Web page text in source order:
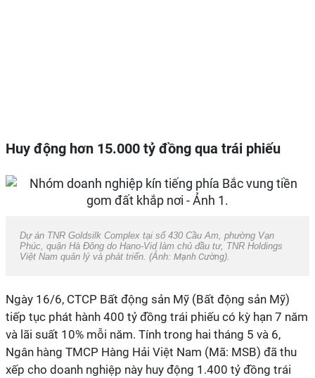
Huy động hơn 15.000 tỷ đồng qua trái phiếu
Dự án TNR Goldsilk Complex tại số 430 Cầu Am, phường Vạn
Phúc, quận Hà Đông do Hano-Vid làm chủ đầu tư, TNR Holdings
Việt Nam quản lý và phát triển. (Ảnh: Mạnh Cường).
Ngày 16/6, CTCP Bất động sản Mỹ (Bất động sản Mỹ)
tiếp tục phát hành 400 tỷ đồng trái phiếu có kỳ hạn 7 năm
và lãi suất 10% mỗi năm. Tính trong hai tháng 5 và 6,
Ngân hàng TMCP Hàng Hải Việt Nam (Mã: MSB) đã thu
xếp cho doanh nghiệp này huy động 1.400 tỷ đồng trái